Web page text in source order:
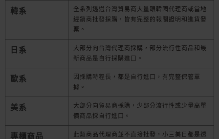
韓系
全系列透過台灣貿易商大量跟韓國代理商或當地
經銷商批發採購，皆有完整的報關證明和進貨發
票。
日系
大部分向台灣代理商採購，部分流行性商品和最
新商品是自行採購進口。
歐系
因採購時程長，都是自行進口，有完整保管單
據。
美系
大部分向貿易商採購，少部分流行性或少量高單
價商品採自行進口。
專櫃商品
此類商品代理商並不直接批發，小三美日都是透